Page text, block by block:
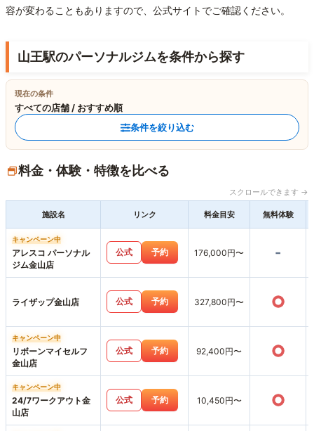
容が変わることもありますので、公式サイトでご確認ください。
山王駅のパーソナルジムを条件から探す
現在の条件
すべての店舗 / おすすめ順
条件を絞り込む
料金・体験・特徴を比べる
スクロールできます →
施設名 リンク 料金目安 無料体験
キャンペーン中
アレスコ パーソナル
ジム金山店
公式 予約 176,000円〜 -
ライザップ金山店 公式 予約 327,800円〜 ○
キャンペーン中
リボーンマイセルフ
金山店
公式 予約 92,400円〜 ○
キャンペーン中
24/7ワークアウト金
山店
公式 予約 10,450円〜 ○